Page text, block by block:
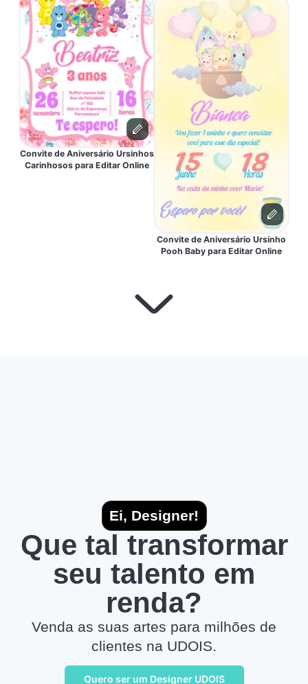
Convite de Aniversário Ursinhos
Carinhosos para Editar Online
Convite de Aniversário Ursinho
Pooh Baby para Editar Online
Ei, Designer!
Que tal transformar
seu talento em
renda?
Venda as suas artes para milhões de
clientes na UDOIS.
Quero ser um Designer UDOIS